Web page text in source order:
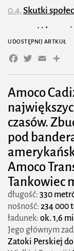
Amoco
czasów.
pod
Amoco
Tankowiec
długość: 330
nośność: 234 000
ładunek: ok. 1,6
Jego głównym
Zatoki Perskiej
Skutki
Zmiany
Co zmieniło
Nowe
Tabela
Dziedzictwo
UDOSTĘPNIJ ARTKUŁ
Facebook
Twitter
Email